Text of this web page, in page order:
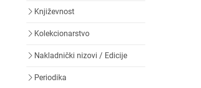
Književnost
Kolekcionarstvo
Nakladnički nizovi / Edicije
Periodika